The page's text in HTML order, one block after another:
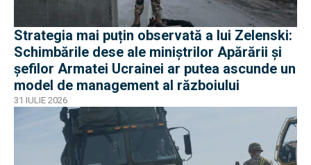
Strategia mai puțin observată a lui Zelenski:
Schimbările dese ale miniștrilor Apărării și
șefilor Armatei Ucrainei ar putea ascunde un
model de management al războiului
31 IULIE 2026